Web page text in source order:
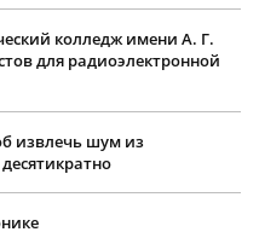
колледж имени А. Г.
для радиоэлектронной
извлечь шум из